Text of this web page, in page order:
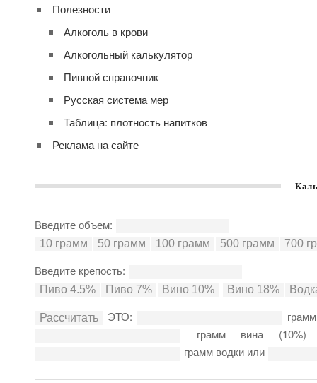
Полезности
Алкоголь в крови
Алкогольный калькулятор
Пивной справочник
Русская система мер
Таблица: плотность напитков
Реклама на сайте
Введите объем:
Введите крепость:
ЭТО:
грамм вина
грамм водки или